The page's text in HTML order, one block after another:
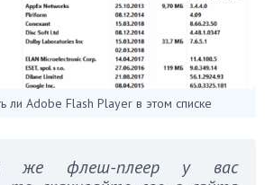
ли Adobe Flash Player в этом списке
флеш-плеер у вас